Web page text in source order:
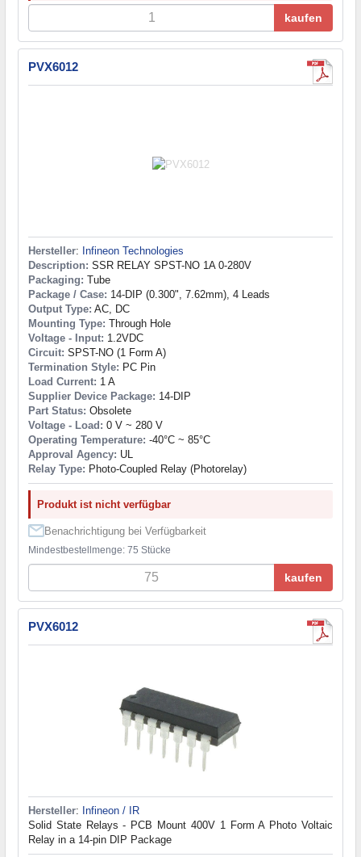
kaufen
PVX6012
Hersteller: Infineon Technologies
Description: SSR RELAY SPST-NO 1A 0-280V
Packaging: Tube
Package / Case: 14-DIP (0.300", 7.62mm), 4 Leads
Output Type: AC, DC
Mounting Type: Through Hole
Voltage - Input: 1.2VDC
Circuit: SPST-NO (1 Form A)
Termination Style: PC Pin
Load Current: 1 A
Supplier Device Package: 14-DIP
Part Status: Obsolete
Voltage - Load: 0 V ~ 280 V
Operating Temperature: -40°C ~ 85°C
Approval Agency: UL
Relay Type: Photo-Coupled Relay (Photorelay)
Produkt ist nicht verfügbar
Benachrichtigung bei Verfügbarkeit
Mindestbestellmenge: 75 Stücke
kaufen
PVX6012
Hersteller: Infineon / IR
Solid State Relays - PCB Mount 400V 1 Form A Photo Voltaic
Relay in a 14-pin DIP Package